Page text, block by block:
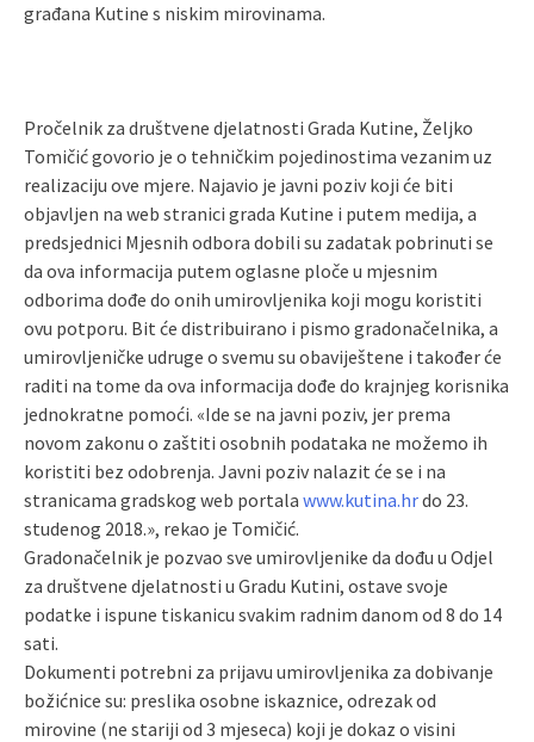
građana Kutine s niskim mirovinama.
Pročelnik za društvene djelatnosti Grada Kutine, Željko
Tomičić govorio je o tehničkim pojedinostima vezanim uz
realizaciju ove mjere. Najavio je javni poziv koji će biti
objavljen na web stranici grada Kutine i putem medija, a
predsjednici Mjesnih odbora dobili su zadatak pobrinuti se
da ova informacija putem oglasne ploče u mjesnim
odborima dođe do onih umirovljenika koji mogu koristiti
ovu potporu. Bit će distribuirano i pismo gradonačelnika, a
umirovljeničke udruge o svemu su obaviještene i također će
raditi na tome da ova informacija dođe do krajnjeg korisnika
jednokratne pomoći. «Ide se na javni poziv, jer prema
novom zakonu o zaštiti osobnih podataka ne možemo ih
koristiti bez odobrenja. Javni poziv nalazit će se i na
stranicama gradskog web portala www.kutina.hrdo 23.
studenog 2018.», rekao je Tomičić.
Gradonačelnik je pozvao sve umirovljenike da dođu u Odjel
za društvene djelatnosti u Gradu Kutini, ostave svoje
podatke i ispune tiskanicu svakim radnim danom od 8 do 14
sati.
Dokumenti potrebni za prijavu umirovljenika za dobivanje
božićnice su: preslika osobne iskaznice, odrezak od
mirovine (ne stariji od 3 mjeseca) koji je dokaz o visini